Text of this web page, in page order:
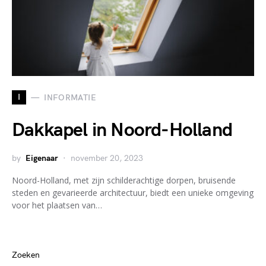
I INFORMATIE
Dakkapel in Noord-Holland
by Eigenaar november 20, 2023
Noord-Holland, met zijn schilderachtige dorpen, bruisende
steden en gevarieerde architectuur, biedt een unieke omgeving
voor het plaatsen van…
Zoeken